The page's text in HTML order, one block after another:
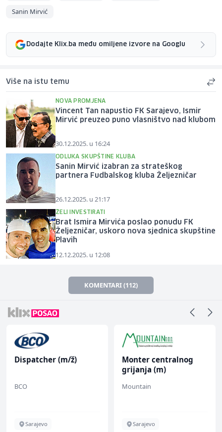
Sanin Mirvić
Dodajte Klix.ba među omiljene izvore na Googlu
Više na istu temu
NOVA PROMJENA
Vincent Tan napustio FK Sarajevo, Ismir
Mirvić preuzeo puno vlasništvo nad klubom
30.12.2025. u 16:24
ODLUKA SKUPŠTINE KLUBA
Sanin Mirvić izabran za strateškog
partnera Fudbalskog kluba Željezničar
26.12.2025. u 21:17
ŽELI INVESTIRATI
Brat Ismira Mirvića poslao ponudu FK
Željezničar, uskoro nova sjednica skupštine
Plavih
12.12.2025. u 12:08
KOMENTARI (112)
Dispatcher (m/ž)
BCO
Sarajevo
Monter centralnog
grijanja (m)
Mountain
Sarajevo